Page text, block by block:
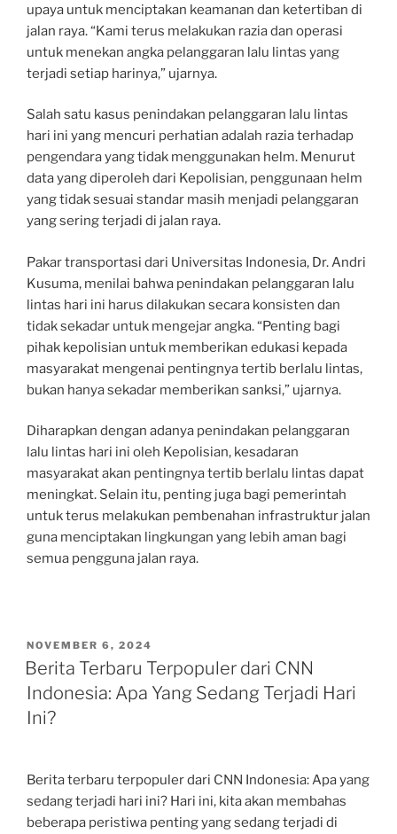
upaya untuk menciptakan keamanan dan ketertiban di
jalan raya. “Kami terus melakukan razia dan operasi
untuk menekan angka pelanggaran lalu lintas yang
terjadi setiap harinya,” ujarnya.
Salah satu kasus penindakan pelanggaran lalu lintas
hari ini yang mencuri perhatian adalah razia terhadap
pengendara yang tidak menggunakan helm. Menurut
data yang diperoleh dari Kepolisian, penggunaan helm
yang tidak sesuai standar masih menjadi pelanggaran
yang sering terjadi di jalan raya.
Pakar transportasi dari Universitas Indonesia, Dr. Andri
Kusuma, menilai bahwa penindakan pelanggaran lalu
lintas hari ini harus dilakukan secara konsisten dan
tidak sekadar untuk mengejar angka. “Penting bagi
pihak kepolisian untuk memberikan edukasi kepada
masyarakat mengenai pentingnya tertib berlalu lintas,
bukan hanya sekadar memberikan sanksi,” ujarnya.
Diharapkan dengan adanya penindakan pelanggaran
lalu lintas hari ini oleh Kepolisian, kesadaran
masyarakat akan pentingnya tertib berlalu lintas dapat
meningkat. Selain itu, penting juga bagi pemerintah
untuk terus melakukan pembenahan infrastruktur jalan
guna menciptakan lingkungan yang lebih aman bagi
semua pengguna jalan raya.
POSTED
ON
NOVEMBER 6, 2024
Berita Terbaru Terpopuler dari CNN
Indonesia: Apa Yang Sedang Terjadi Hari
Ini?
Berita terbaru terpopuler dari CNN Indonesia: Apa yang
sedang terjadi hari ini? Hari ini, kita akan membahas
beberapa peristiwa penting yang sedang terjadi di